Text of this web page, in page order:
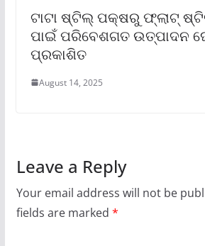
ଟାଟା ଷ୍ଟିଲ୍ ପକ୍ଷରୁ ଫ୍ଲାଟ୍
ପାଇଁ ପରିବେଶଗତ ଉତ୍ପାଦନ
ପ୍ରକାଶିତ
August 14, 2025
Leave a Reply
Your email address will not be
fields are marked *